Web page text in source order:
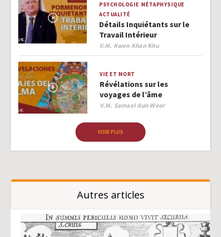
PSYCHOLOGIE MÉTAPHYSIQUE
ACTUALITÉ
Détails Inquiétants sur le
Travail Intérieur
Author
V.M. Kwen Khan Khu
VIE ET MORT
Révélations sur les
voyages de l’âme
Author
V.M. Samael Aun Weor
VOIR PLUS
Autres articles